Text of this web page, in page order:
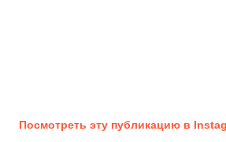
Посмотреть эту публикацию в